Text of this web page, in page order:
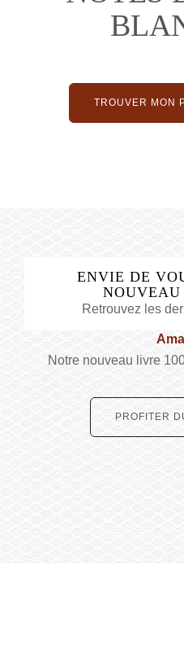
TROUVER MON
ENVIE DE
NOUVEAU
Retrouvez les
Notre nouveau livre
PROFITER